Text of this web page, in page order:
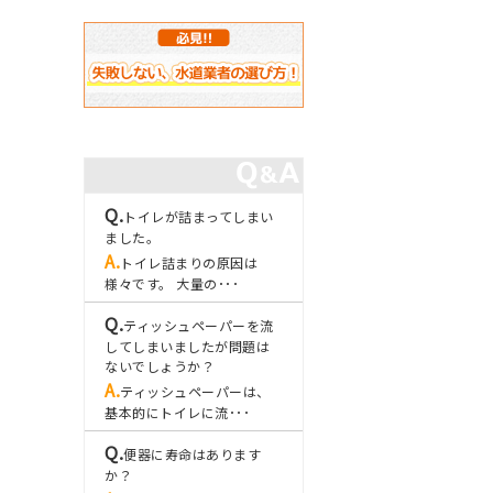
トイレが詰まってしまい
ました。
トイレ詰まりの原因は
様々です。 大量の･･･
ティッシュペーパーを流
してしまいましたが問題は
ないでしょうか？
ティッシュペーパーは、
基本的にトイレに流･･･
便器に寿命はあります
か？